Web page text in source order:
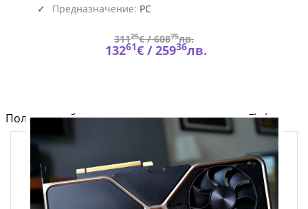
Предназначение: PC
31125€ /60875лв.
13261€ /25936лв.
Полезно от блога за компютри и лаптопи на Fly.bg